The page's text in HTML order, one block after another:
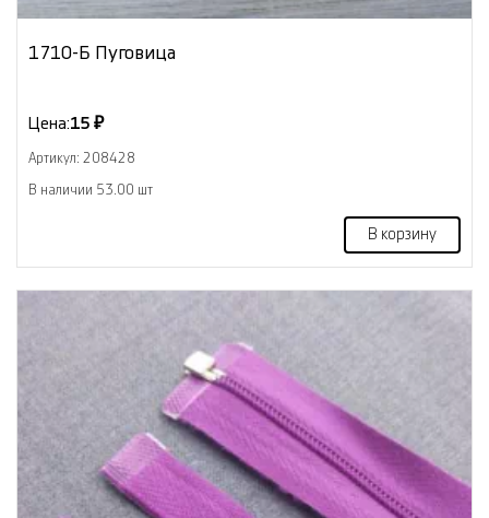
1710-Б Пуговица
Цена:15 ₽
Артикул: 208428
В наличии 53.00 шт
В корзину